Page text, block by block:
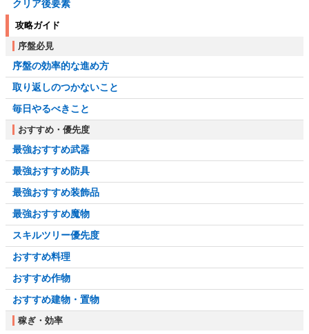
クリア後要素
攻略ガイド
序盤必見
序盤の効率的な進め方
取り返しのつかないこと
毎日やるべきこと
おすすめ・優先度
最強おすすめ武器
最強おすすめ防具
最強おすすめ装飾品
最強おすすめ魔物
スキルツリー優先度
おすすめ料理
おすすめ作物
おすすめ建物・置物
稼ぎ・効率